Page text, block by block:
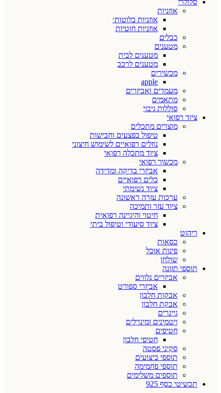
סלולרי
אוזניות
אוזניות בלוטות׳
אוזניות חוטיות
כבלים
מטענים
מטענים לבית
מטענים לרכב
מכשירים
apple
מעמדים ואביזרים
מתאמים
סוללות גיבוי
ציוד רפואי
מוצרים מתכלים
טיפול בפצעים וחבישות
נוזלים רפואיים לשימוש חיצוני
ציוד מתכלה רפואי
מכשור רפואי
אביזרי בדיקה ומדידה
כלים רפואיים
ציוד נשימתי
ערכות עזרה ראשונה
ציוד עזר ותמיכה
חיטוי והיגיינה רפואית
ציוד סיעודי וטיפול ביתי
ריהוט
כסאות
פינות אוכל
שולחן
תוספי תזונה
אביזרים נלווים
אביזרי ספורט
אבקות חלבון
אבקת חלבון
גיינרים
ויטמינים ומינרלים
חטיפים
חטיפי חלבון
סקיני פסטה
תוספי ביצועים
תוספי פחמימה
תוספים משלימים
תכשיטי כסף 925